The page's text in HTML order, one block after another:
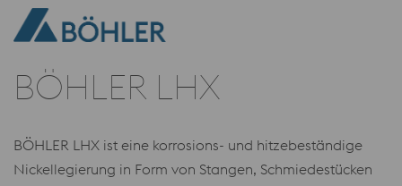
BÖHLER LHX
BÖHLER LHX ist eine korrosions- und hitzebeständige
Nickellegierung in Form von Stangen, Schmiedestücken